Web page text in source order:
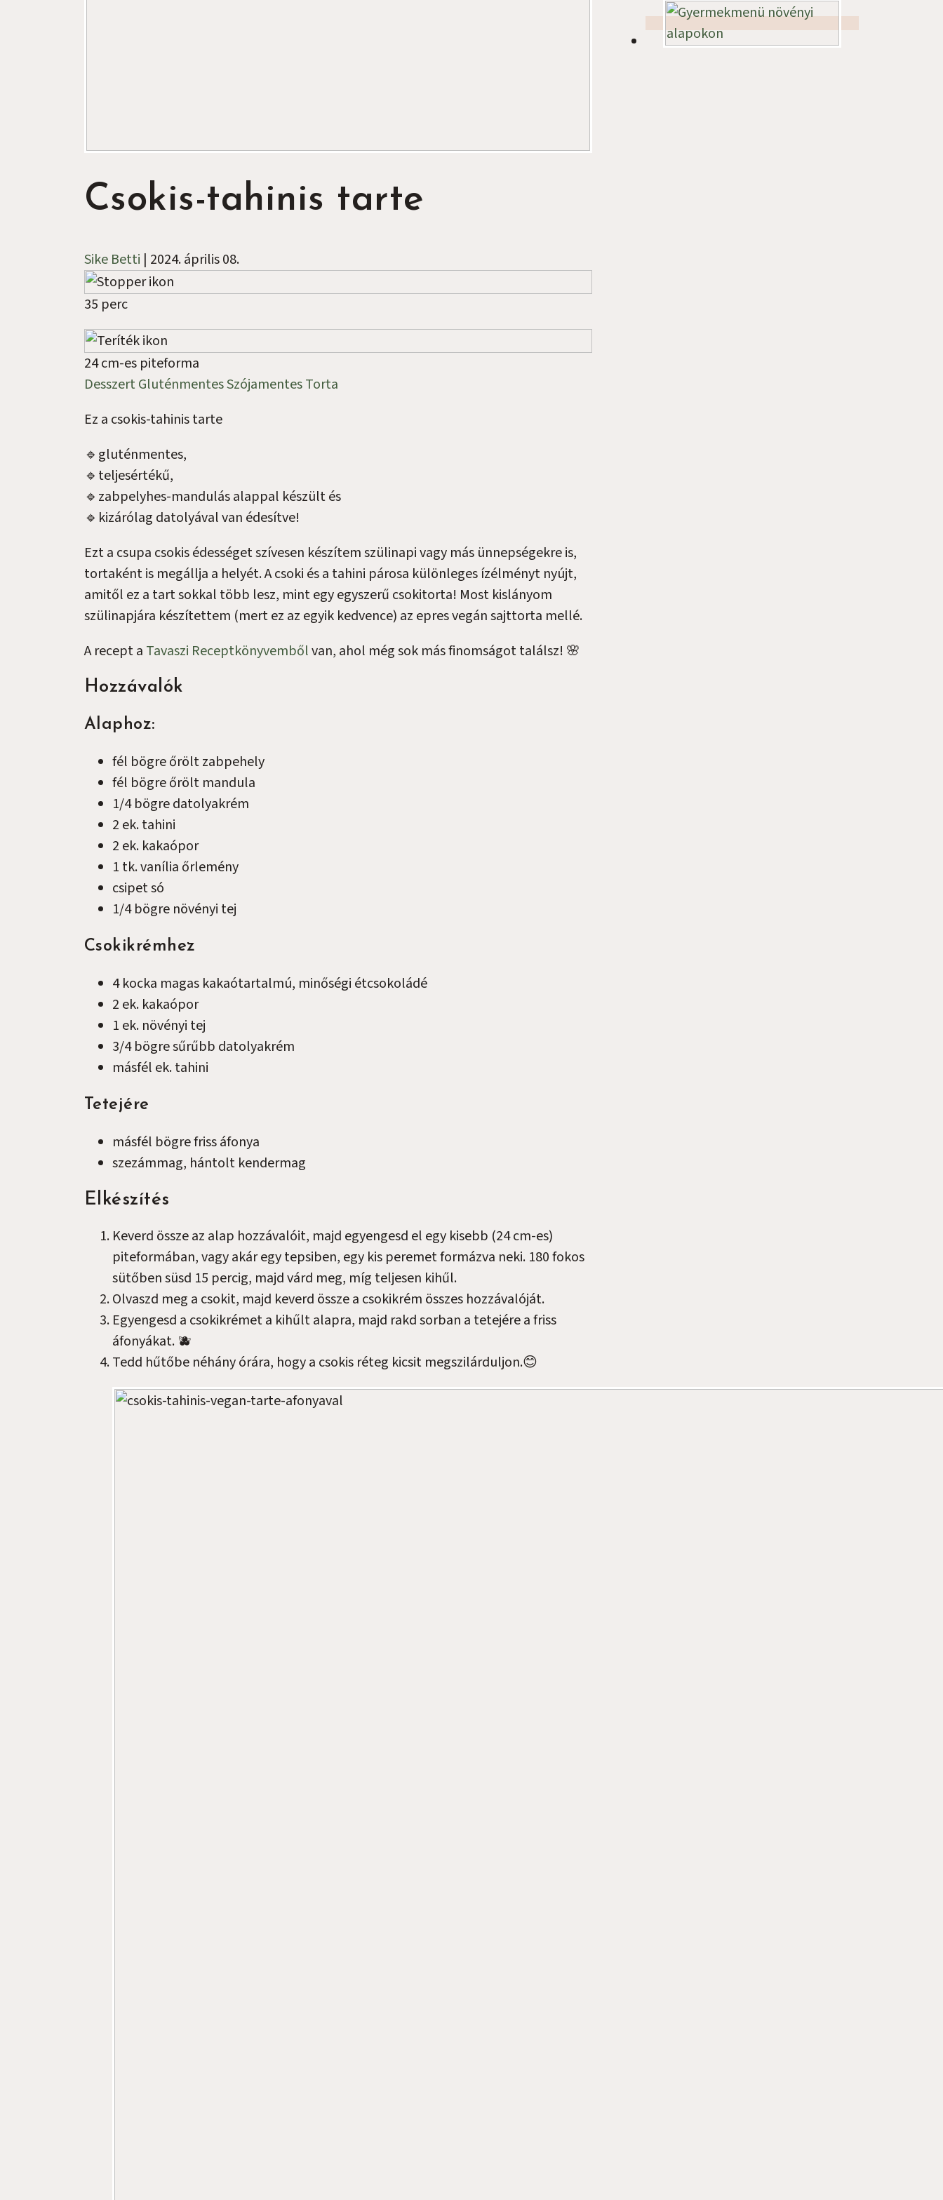
Ajánló
Csokis-tahinis tarte
Sike Betti | 2024. április 08.
35 perc
24 cm-es piteforma
DesszertGluténmentesSzójamentesTorta
Ez a csokis-tahinis tarte
🔹️gluténmentes,
🔹️teljesértékű,
🔹️zabpelyhes-mandulás alappal készült és
🔹️kizárólag datolyával van édesítve!
Ezt a csupa csokis édességet szívesen készítem szülinapi vagy más ünnepségekre is,
tortaként is megállja a helyét. A csoki és a tahini párosa különleges ízélményt nyújt,
amitől ez a tart sokkal több lesz, mint egy egyszerű csokitorta! Most kislányom
szülinapjára készítettem (mert ez az egyik kedvence) az epres vegán sajttorta mellé.
A recept a Tavaszi Receptkönyvembőlvan, ahol még sok más finomságot találsz! 🌸
Hozzávalók
Alaphoz:
fél bögreőrölt zabpehely
fél bögreőrölt mandula
1/4 bögredatolyakrém
2 ek.tahini
2 ek. kakaópor
1 tk.vanília őrlemény
csipetsó
1/4 bögre növényi tej
Csokikrémhez
4 kocka magas kakaótartalmú, minőségi étcsokoládé
2 ek. kakaópor
1 ek. növényi tej
3/4 bögresűrűbb datolyakrém
másfél ek.tahini
Tetejére
másfél bögrefriss áfonya
szezámmag, hántolt kendermag
Elkészítés
Keverd össze az alap hozzávalóit, majd egyengesd el egy kisebb (24 cm-es)
piteformában, vagy akár egy tepsiben, egy kis peremet formázva neki. 180 fokos
sütőben süsd 15 percig, majd várd meg, míg teljesen kihűl.
Olvaszd meg a csokit, majd keverd össze a csokikrém összes hozzávalóját.
Egyengesd a csokikrémet a kihűlt alapra, majd rakd sorban a tetejére a friss
áfonyákat. 🫐
Tedd hűtőbe néhány órára, hogy a csokis réteg kicsit megszilárduljon.😊